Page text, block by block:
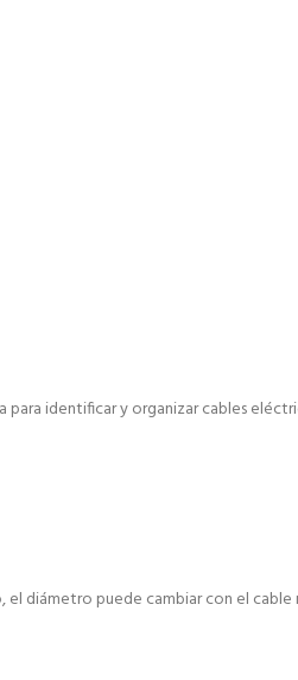
identificar y organizar cables
diámetro puede cambiar con el cable